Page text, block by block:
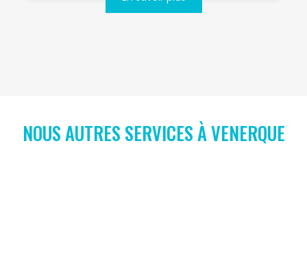
NOUS AUTRES SERVICES À VENERQUE